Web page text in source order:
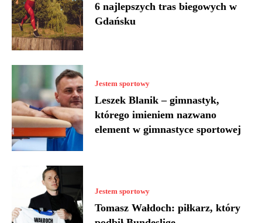
6 najlepszych tras biegowych w
Gdańsku
Jestem sportowy
Leszek Blanik – gimnastyk,
którego imieniem nazwano
element w gimnastyce sportowej
Jestem sportowy
Tomasz Wałdoch: piłkarz, który